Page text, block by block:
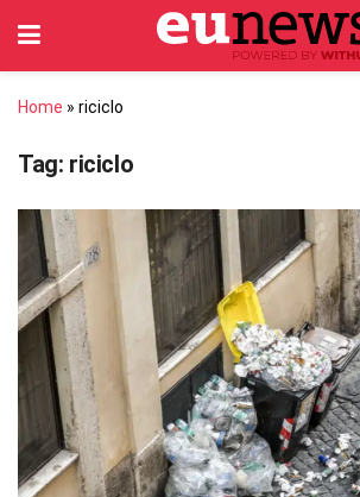
Home » riciclo
Tag: riciclo